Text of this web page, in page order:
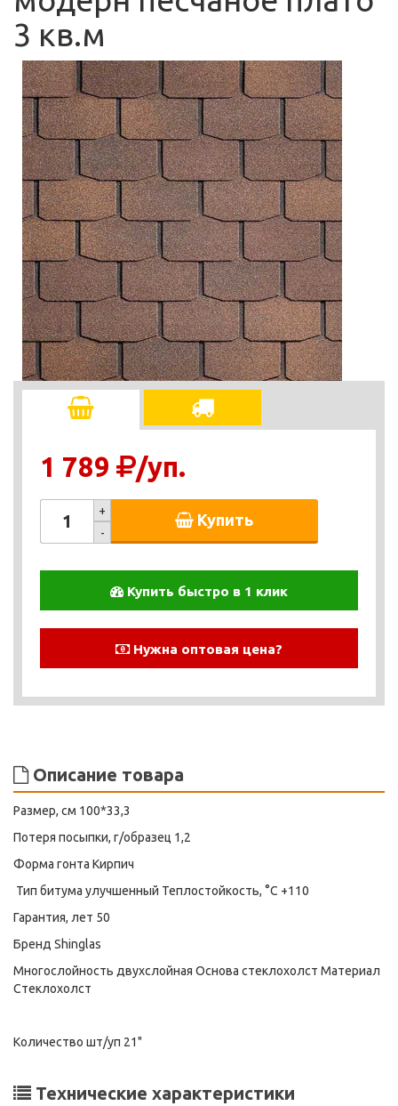
3 кв.м
1 789 /уп.
+
-
Купить
Купить быстро в 1 клик
Нужна оптовая цена?
Описание товара
Размер, см 100*33,3
Потеря посыпки, г/образец 1,2
Форма гонта Кирпич
Тип битума улучшенный Теплостойкость, °С +110
Гарантия, лет 50
Бренд Shinglas
Многослойность двухслойная Основа стеклохолст Материал
Стеклохолст
Количество шт/уп 21"
Технические характеристики